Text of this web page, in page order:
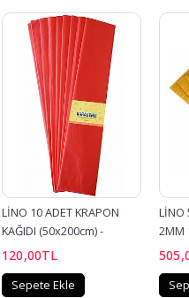
LİNO 10 ADET KRAPON
KAĞIDI (50x200cm) -
KIRMIZI
120,00TL
Sepete Ekle
LİNO
2MM
505